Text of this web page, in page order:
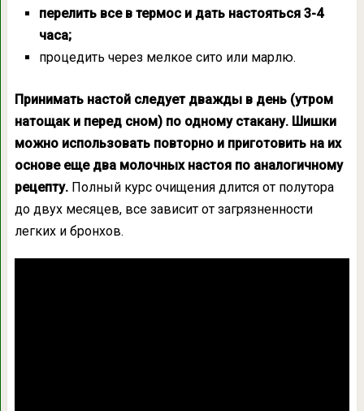
перелить все в термос и дать настояться 3-4
часа;
процедить через мелкое сито или марлю.
Принимать настой следует дважды в день (утром
натощак и перед сном) по одному стакану. Шишки
можно использовать повторно и приготовить на их
основе еще два молочных настоя по аналогичному
рецепту. Полный курс очищения длится от полутора
до двух месяцев, все зависит от загрязненности
легких и бронхов.